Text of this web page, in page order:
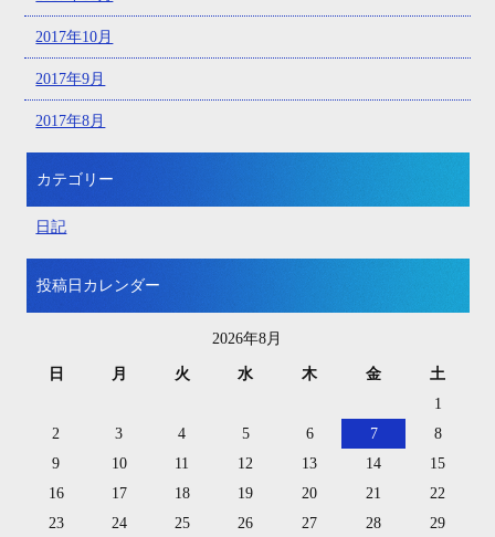
2017年10月
2017年9月
2017年8月
カテゴリー
日記
投稿日カレンダー
2026年8月
日 月 火 水 木 金 土
1
2
3 4 5 6 7
8
9
10 11 12 13 14
15
16
17 18 19 20 21
22
23
24 25 26 27 28
29